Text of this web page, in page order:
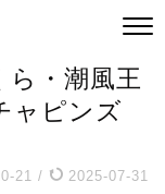
・潮風王
ピンズ
21 / 2025-07-31